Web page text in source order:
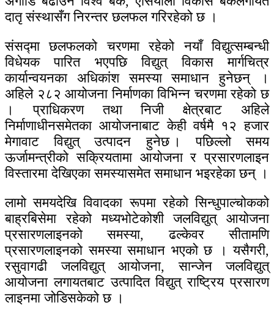
दातृ संस्थासँग निरन्तर छलफल गरिरहेको छ ।
संसद्मा छलफलको चरणमा रहेको नयाँ विद्युत्सम्बन्धी
विधेयक पारित भएपछि विद्युत् विकास मार्गचित्र
कार्यान्वयनका अधिकांश समस्या समाधान हुनेछन् ।
अहिले २८२ आयोजना निर्माणका विभिन्न चरणमा रहेको छ
। प्राधिकरण तथा निजी क्षेत्रबाट अहिले
निर्माणाधीनसमेतका आयोजनाबाट केही वर्षमै १२ हजार
मेगावाट विद्युत् उत्पादन हुनेछ । पछिल्लो समय
ऊर्जामन्त्रीको सक्रियतामा आयोजना र प्रसारणलाइन
विस्तारमा देखिएका समस्यासमेत समाधान भइरहेका छन् ।
लामो समयदेखि विवादका रूपमा रहेको सिन्धुपाल्चोकको
बाह्रबिसेमा रहेको मध्यभोटेकोशी जलविद्युत् आयोजना
प्रसारणलाइनको समस्या, ढल्केवर सीतामणि
प्रसारणलाइनको समस्या समाधान भएको छ । यसैगरी,
रसुवागढी जलविद्युत् आयोजना, सान्जेन जलविद्युत्
आयोजना लगायतबाट उत्पादित विद्युत् राष्ट्रिय प्रसारण
लाइनमा जोडिसकेको छ ।